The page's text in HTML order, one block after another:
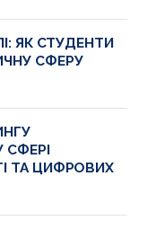
ЯК СТУДЕНТИ
СФЕРУ
СФЕРІ
ТА ЦИФРОВИХ